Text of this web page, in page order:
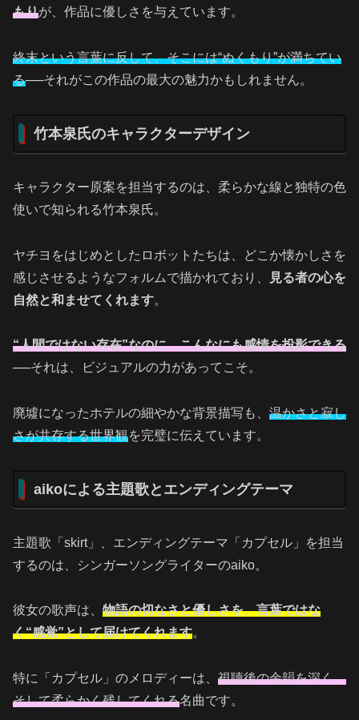
もりが、作品に優しさを与えています。
終末という言葉に反して、そこには“ぬくもり”が満ちてい
る──それがこの作品の最大の魅力かもしれません。
竹本泉氏のキャラクターデザイン
キャラクター原案を担当するのは、柔らかな線と独特の色
使いで知られる竹本泉氏。
ヤチヨをはじめとしたロボットたちは、どこか懐かしさを
感じさせるようなフォルムで描かれており、
見る者の心を
自然と和ませてくれます。
“人間ではない存在”なのに、こんなにも感情を投影できる
──それは、ビジュアルの力があってこそ。
廃墟になったホテルの細やかな背景描写も、 温かさと寂し
さが共存する世界観を完璧に伝えています。
aikoによる主題歌とエンディングテーマ
主題歌「skirt」、エンディングテーマ「カプセル」を担当
するのは、シンガーソングライターのaiko。
彼女の歌声は、 物語の切なさと優しさを、言葉ではな
く“感覚”として届けてくれます。
特に「カプセル」のメロディーは、 視聴後の余韻を深く、
そして柔らかく残してくれる名曲です。